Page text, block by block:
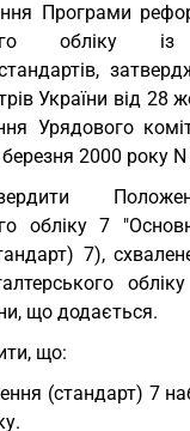
Програми
обліку із
України від 28
Урядового
березня 2000 року
обліку 7
7),
обліку
що додається.
що:
(стандарт) 7